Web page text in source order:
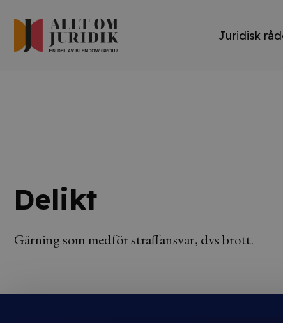
Juridisk
Delikt
Gärning som medför straffansvar, dvs brott.